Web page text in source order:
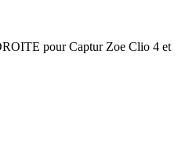
pour Captur Zoe Clio 4 et